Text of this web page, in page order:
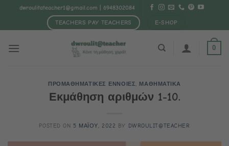
Μετάβαση
περιεχόμενο
dwroulitateacher1@gmail.com | 6948302084
TEACHERS PAY TEACHERS E-SHOP
0
ΠΡΟΜΑΘΗΜΑΤΙΚΕΣ ΕΝΝΟΙΕΣ, ΜΑΘΗΜΑΤΙΚΑ
Εκμάθηση αριθμών 1-10.
POSTED ON5 ΜΑΪΟΥ, 2022 BY DWROULIT@TEACHER